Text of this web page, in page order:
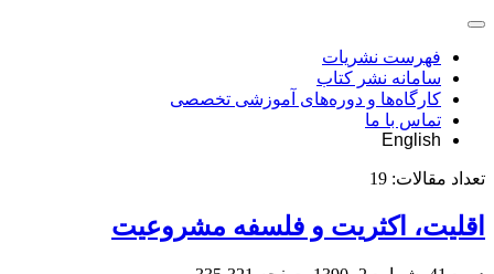
فهرست نشریات
سامانه نشر کتاب
کارگاه‌ها و دوره‌های آموزشی تخصصی
تماس با ما
English
تعداد مقالات: 19
اقلیت، اکثریت و فلسفه مشروعیت